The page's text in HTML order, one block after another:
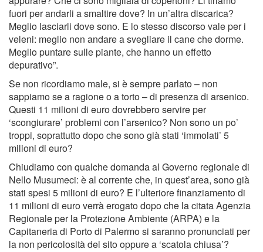
fuori per andarli a smaltire dove? In un’altra discarica?
Meglio lasciarli dove sono. E lo stesso discorso vale per i
veleni: meglio non andare a svegliare il cane che dorme.
Meglio puntare sulle piante, che hanno un effetto
depurativo”.
Se non ricordiamo male, si è sempre parlato – non
sappiamo se a ragione o a torto – di presenza di arsenico.
Questi 11 milioni di euro dovrebbero servire per
‘scongiurare’ problemi con l’arsenico? Non sono un po’
troppi, soprattutto dopo che sono già stati ‘immolati’ 5
milioni di euro?
Chiudiamo con qualche domanda al Governo regionale di
Nello Musumeci: è al corrente che, in quest’area, sono già
stati spesi 5 milioni di euro? E l’ulteriore finanziamento di
11 milioni di euro verrà erogato dopo che la citata Agenzia
Regionale per la Protezione Ambiente (ARPA) e la
Capitaneria di Porto di Palermo si saranno pronunciati per
la non pericolosità del sito oppure a ‘scatola chiusa’?